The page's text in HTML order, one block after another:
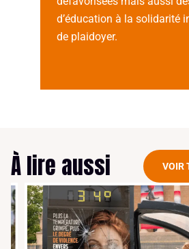
d’éducation à la solidarité
de plaidoyer.
À lire aussi VOIR